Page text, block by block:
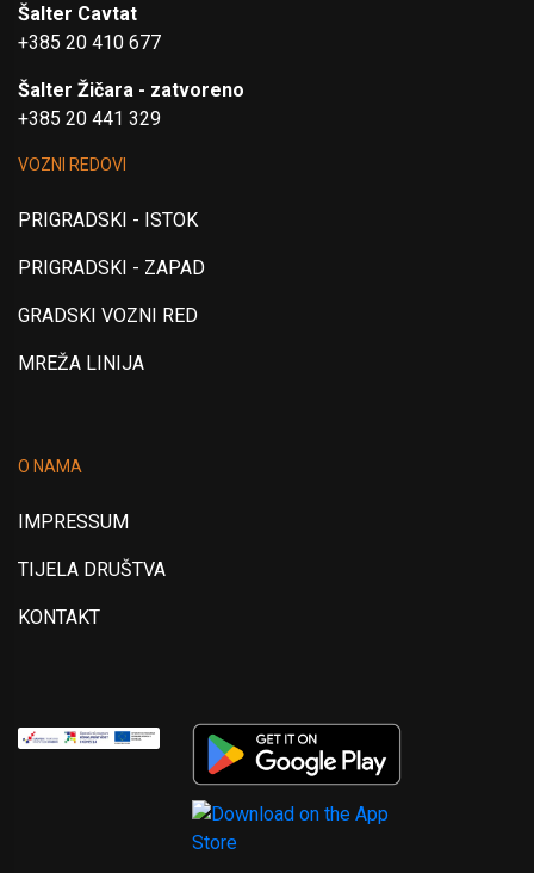
Šalter Cavtat
+385 20 410 677
Šalter Žičara - zatvoreno
+385 20 441 329
VOZNI REDOVI
PRIGRADSKI - ISTOK
PRIGRADSKI - ZAPAD
GRADSKI VOZNI RED
MREŽA LINIJA
O NAMA
IMPRESSUM
TIJELA DRUŠTVA
KONTAKT